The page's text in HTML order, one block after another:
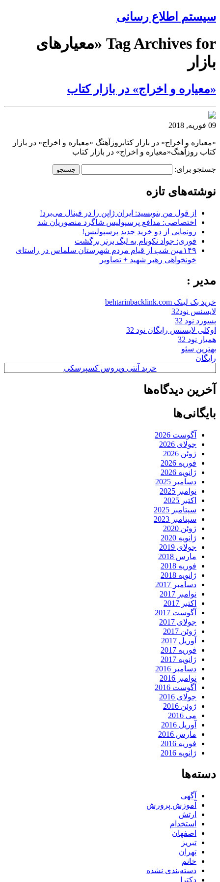
سیستم اطلاع رسانی
Tag Archives for «معیارهای
بازار
«معیاره و اخراج» در بازار کتاب
09 فوریه, 2018
«معیاره و اخراج» در بازار کتابروزآهنگ «معیاره و اخراج» در بازار
کتاب روزآهنگ«معیاره و اخراج» در بازار کتاب
جستجو برای:
نوشته‌های تازه
از قول من بنویسید: ایران ژاپن را در فینال می‌برد!
اختصاصی: مدافع پرسپولیس شاگرد منصوریان شد
رونمایی از دو خرید جدید پرسپولیس!
فوری: جواد نکونام به لیگ برتر برگشت
۱۴۹مین شب از قیام مردم شهرستان سلماس در راستای
خونخواهی رهبر شهید + تصاویر
مدیر :
خرید بک لینک behtarinbacklink.com
لایسنس نود32
پسورد نود 32
اوکلی لایسنس رایگان نود 32
همیار نود 32
بهترین سئو
رایگان
خرید آنتی ویروس کسپرسکی
آخرین دیدگاه‌ها
بایگانی‌ها
آگوست 2026
جولای 2026
ژوئن 2026
فوریه 2026
ژانویه 2026
دسامبر 2025
نوامبر 2025
اکتبر 2025
سپتامبر 2025
سپتامبر 2023
ژوئن 2020
ژانویه 2020
جولای 2019
مارس 2018
فوریه 2018
ژانویه 2018
دسامبر 2017
نوامبر 2017
اکتبر 2017
آگوست 2017
جولای 2017
ژوئن 2017
آوریل 2017
فوریه 2017
ژانویه 2017
دسامبر 2016
نوامبر 2016
آگوست 2016
جولای 2016
ژوئن 2016
می 2016
آوریل 2016
مارس 2016
فوریه 2016
ژانویه 2016
دسته‌ها
آگهی
آموزش پرورش
ارتش
استخدام
اصفهان
تبریز
تهران
خانم
دسته‌بندی نشده
دکترا